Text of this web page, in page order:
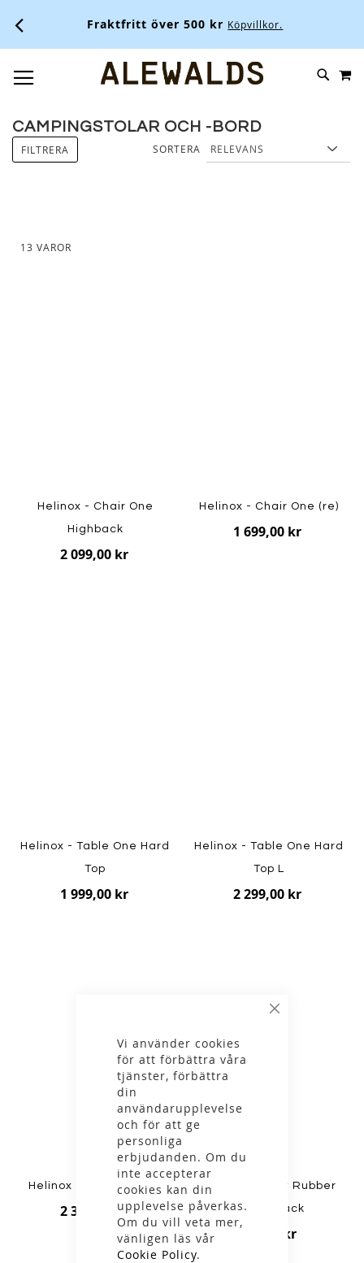
Stäng
Vi använder cookies
för att förbättra våra
tjänster, förbättra
din
användarupplevelse
och för att ge
personliga
erbjudanden. Om du
inte accepterar
cookies kan din
upplevelse påverkas.
Om du vill veta mer,
vänligen läs vår
Cookie Policy.
Fraktfritt över 500 kr Köpvillkor.
SKIP
CAMPINGSTOLAR OCH -BORD
13 VAROR
SORTERA
Helinox - Chair One
Highback
2 099,00 kr
Helinox - Chair One (re)
1 699,00 kr
Helinox - Table One Hard
Top
1 999,00 kr
Helinox - Table One Hard
Top L
2 299,00 kr
Helinox - Sunset Chair
2 399,00 kr
Helinox - Chair Rubber
Foot 4-pack
169,00 kr
FILTRERA